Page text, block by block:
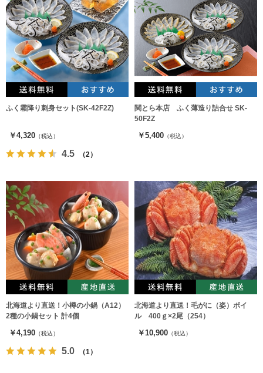
ふく霜降り刺身セット(SK-42F2Z)
￥4,320 （税込）
4.5 （2）
関とら本店 ふく薄造り詰合せ SK-
50F2Z
￥5,400 （税込）
北海道より直送！小樽の小鍋（A12）
2種の小鍋セット 計4個
￥4,190 （税込）
5.0 （1）
北海道より直送！毛がに（姿）ボイ
ル 400ｇ×2尾（254）
￥10,900 （税込）